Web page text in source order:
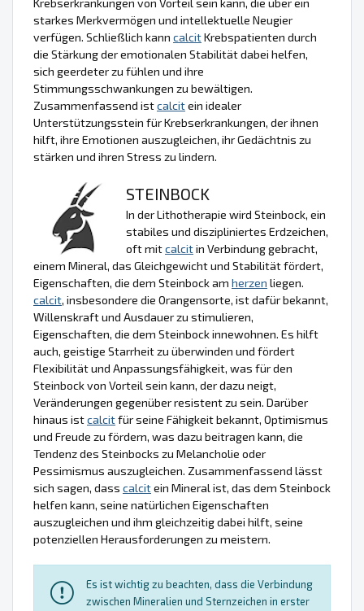
Krebserkrankungen von Vorteil sein kann, die über ein
starkes Merkvermögen und intellektuelle Neugier
verfügen. Schließlich kann calcitKrebspatienten durch
die Stärkung der emotionalen Stabilität dabei helfen,
sich geerdeter zu fühlen und ihre
Stimmungsschwankungen zu bewältigen.
Zusammenfassend istcalcitein idealer
Unterstützungsstein für Krebserkrankungen, der ihnen
hilft, ihre Emotionen auszugleichen, ihr Gedächtnis zu
stärken und ihren Stress zu lindern.
STEINBOCK
In der Lithotherapie wird Steinbock, ein
stabiles und diszipliniertes Erdzeichen,
oft mitcalcitin Verbindung gebracht,
einem Mineral, das Gleichgewicht und Stabilität fördert,
Eigenschaften, die dem Steinbock am herzen liegen.
calcit, insbesondere die Orangensorte, ist dafür bekannt,
Willenskraft und Ausdauer zu stimulieren,
Eigenschaften, die dem Steinbock innewohnen. Es hilft
auch, geistige Starrheit zu überwinden und fördert
Flexibilität und Anpassungsfähigkeit, was für den
Steinbock von Vorteil sein kann, der dazu neigt,
Veränderungen gegenüber resistent zu sein. Darüber
hinaus istcalcitfür seine Fähigkeit bekannt, Optimismus
und Freude zu fördern, was dazu beitragen kann, die
Tendenz des Steinbocks zu Melancholie oder
Pessimismus auszugleichen. Zusammenfassend lässt
sich sagen, dass calcitein Mineral ist, das dem Steinbock
helfen kann, seine natürlichen Eigenschaften
auszugleichen und ihm gleichzeitig dabei hilft, seine
potenziellen Herausforderungen zu meistern.
Es ist wichtig zu beachten, dass die Verbindung
zwischen Mineralien und Sternzeichen in erster